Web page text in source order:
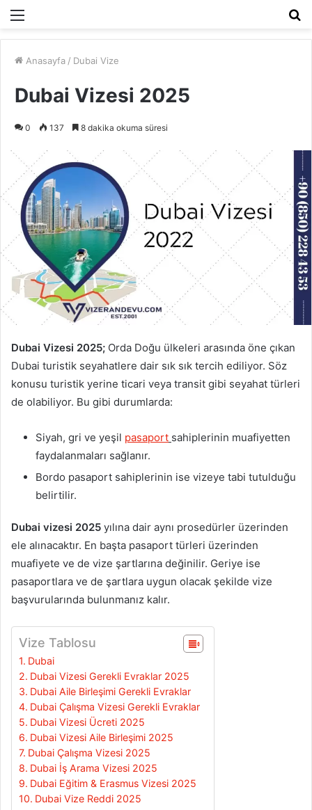
Anasayfa / Dubai Vize
Dubai Vizesi 2025
0 137 8 dakika okuma süresi
Dubai Vizesi 2025; Orda Doğu ülkeleri arasında öne çıkan
Dubai turistik seyahatlere dair sık sık tercih ediliyor. Söz
konusu turistik yerine ticari veya transit gibi seyahat türleri
de olabiliyor. Bu gibi durumlarda:
Siyah, gri ve yeşil pasaport sahiplerinin muafiyetten
faydalanmaları sağlanır.
Bordo pasaport sahiplerinin ise vizeye tabi tutulduğu
belirtilir.
Dubai vizesi 2025 yılına dair aynı prosedürler üzerinden
ele alınacaktır. En başta pasaport türleri üzerinden
muafiyete ve de vize şartlarına değinilir. Geriye ise
pasaportlara ve de şartlara uygun olacak şekilde vize
başvurularında bulunmanız kalır.
Vize Tablosu
Dubai
Dubai Vizesi Gerekli Evraklar 2025
Dubai Aile Birleşimi Gerekli Evraklar
Dubai Çalışma Vizesi Gerekli Evraklar
Dubai Vizesi Ücreti 2025
Dubai Vizesi Aile Birleşimi 2025
Dubai Çalışma Vizesi 2025
Dubai İş Arama Vizesi 2025
Dubai Eğitim & Erasmus Vizesi 2025
Dubai Vize Reddi 2025